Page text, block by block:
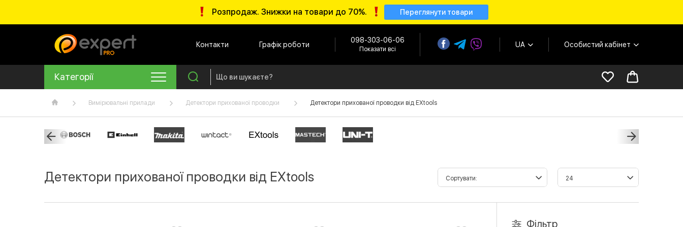
Розпродаж. Знижки на товари до 70%. Переглянути товари
Контакти Графік роботи
098-303-06-06
Показати всі
UA Особистий кабінет
Категорії
Вимірювальні прилади Детектори прихованої проводки Детектори прихованої проводки від EXtools
Детектори прихованої проводки від EXtools
Фільтр